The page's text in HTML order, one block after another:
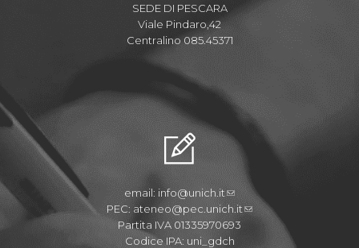
SEDE DI PESCARA
Viale Pindaro,42
Centralino 085.45371
email: info@unich.it
PEC: ateneo@pec.unich.it
Partita IVA 01335970693
Codice IPA: uni_gdch